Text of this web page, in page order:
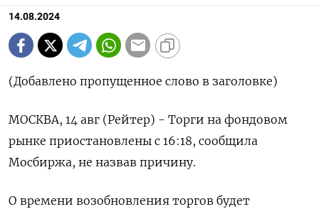
14.08.2024
(Добавлено пропущенное слово в заголовке)
МОСКВА, 14 авг (Рейтер) - Торги на фондовом
рынке приостановлены с 16:18, сообщила
Мосбиржа, не назвав причину.
О времени возобновления торгов будет